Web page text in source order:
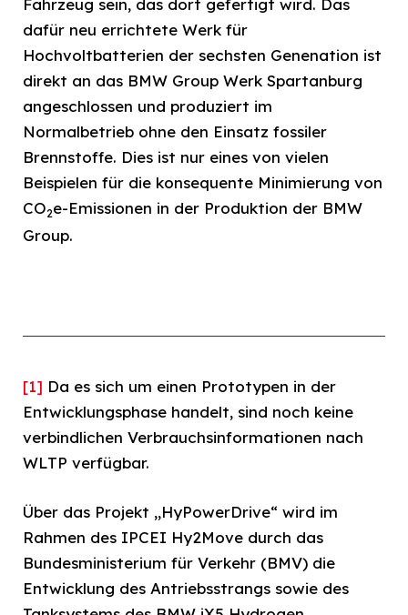
Fahrzeug sein, das dort gefertigt wird. Das
dafür neu errichtete Werk für
Hochvoltbatterien der sechsten Genenation ist
direkt an das BMW Group Werk Spartanburg
angeschlossen und produziert im
Normalbetrieb ohne den Einsatz fossiler
Brennstoffe. Dies ist nur eines von vielen
Beispielen für die konsequente Minimierung von
CO2e-Emissionen in der Produktion der BMW
Group.
[1] Da es sich um einen Prototypen in der
Entwicklungsphase handelt, sind noch keine
verbindlichen Verbrauchsinformationen nach
WLTP verfügbar.
Über das Projekt „HyPowerDrive“ wird im
Rahmen des IPCEI Hy2Move durch das
Bundesministerium für Verkehr (BMV) die
Entwicklung des Antriebsstrangs sowie des